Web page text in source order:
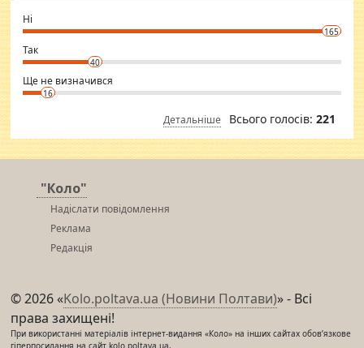
want to meet new people. Sakshi Mirchandani health and figure
conscious in order to keep yourself fit and regularly go to the health
club.
⇒ sakshimirchandani.com
Ні
165
Так
40
Ще не визначився
16
Детальніше Всього голосів: 221
"Коло"
Надіслати повідомлення
Реклама
Редакція
© 2026 «Kolo.poltava.ua (Новини Полтави)» - Всі
права захищені!
При використанні матеріалів інтернет-видання «Коло» на інших сайтах обов’язкове
гіперпосилання на сайт kolo.poltava.ua,